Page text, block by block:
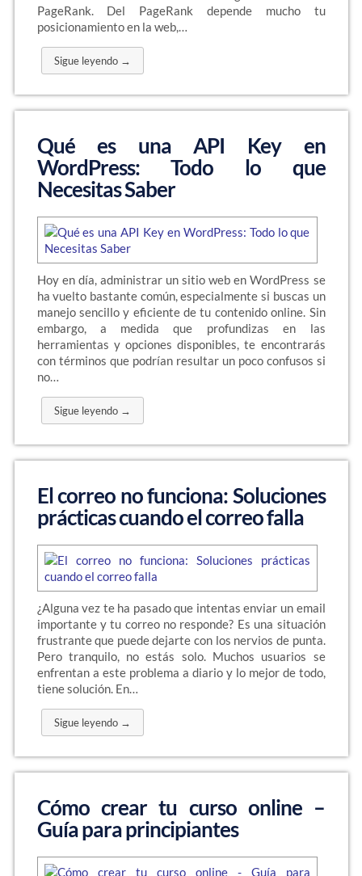
PageRank. Del PageRank depende mucho tu
posicionamiento en la web,…
Sigue leyendo →
Qué es una API Key en
WordPress: Todo lo que
Necesitas Saber
Hoy en día, administrar un sitio web en WordPress se
ha vuelto bastante común, especialmente si buscas un
manejo sencillo y eficiente de tu contenido online. Sin
embargo, a medida que profundizas en las
herramientas y opciones disponibles, te encontrarás
con términos que podrían resultar un poco confusos si
no…
Sigue leyendo →
El correo no funciona: Soluciones
prácticas cuando el correo falla
¿Alguna vez te ha pasado que intentas enviar un email
importante y tu correo no responde? Es una situación
frustrante que puede dejarte con los nervios de punta.
Pero tranquilo, no estás solo. Muchos usuarios se
enfrentan a este problema a diario y lo mejor de todo,
tiene solución. En…
Sigue leyendo →
Cómo crear tu curso online –
Guía para principiantes